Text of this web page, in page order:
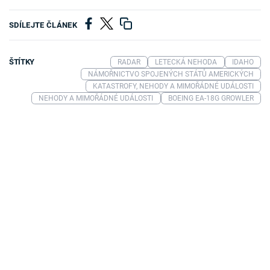
SDÍLEJTE ČLÁNEK
ŠTÍTKY RADAR LETECKÁ NEHODA
IDAHO
NÁMOŘNICTVO SPOJENÝCH STÁTŮ AMERICKÝCH
KATASTROFY, NEHODY A MIMOŘÁDNÉ UDÁLOSTI
NEHODY A MIMOŘÁDNÉ UDÁLOSTI
BOEING EA-18G GROWLER